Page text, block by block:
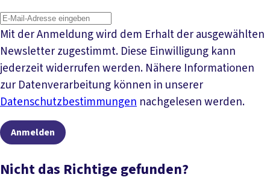
Mit der Anmeldung wird dem Erhalt der ausgewählten
Newsletter zugestimmt. Diese Einwilligung kann
jederzeit widerrufen werden. Nähere Informationen
zur Datenverarbeitung können in unserer
Datenschutzbestimmungen nachgelesen werden.
Anmelden
Nicht das Richtige gefunden?